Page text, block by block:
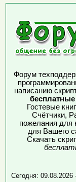
Форум
написанию
Гостевые
Счётчики,
пожелания для
для Вашего
Скачать
Сегодня: 09.08.2026